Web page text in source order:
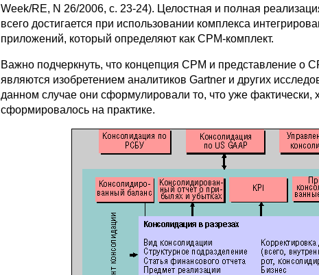
Week/RE, N 26/2006, с. 23-24). Целостная и полная
всего достигается при использовании комплекса
приложений, который определяют как CPM-комплект.
Важно подчеркнуть, что концепция CPM и представление о
являются изобретением аналитиков Gartner и других
данном случае они сформулировали то, что уже фактически,
сформировалось на практике.